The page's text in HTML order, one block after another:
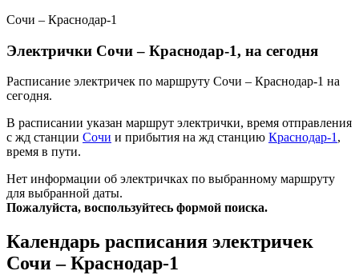
Сочи – Краснодар-1
Электрички Сочи – Краснодар-1, на сегодня
Расписание электричек по маршруту Сочи – Краснодар-1 на
сегодня.
В расписании указан маршрут электрички, время отправления
с жд станции Сочи и прибытия на жд станцию Краснодар-1,
время в пути.
Нет информации об электричках по выбранному маршруту
для выбранной даты.
Пожалуйста, воспользуйтесь формой поиска.
Календарь расписания электричек
Сочи – Краснодар-1